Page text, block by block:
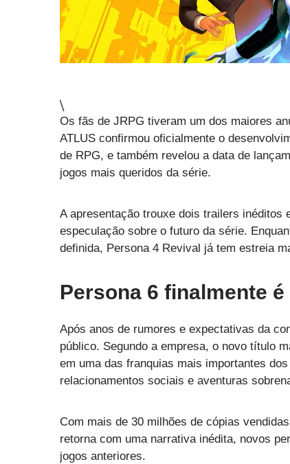
\
Os fãs de JRPG tiveram um dos maiores
ATLUS confirmou oficialmente o
de RPG, e também revelou a data de
jogos mais queridos da série.
A apresentação trouxe dois trailers inéditos
especulação sobre o futuro da série.
definida, Persona 4 Revival já tem estreia
Persona 6 finalmente
Após anos de rumores e expectativas da
público. Segundo a empresa, o novo título
em uma das franquias mais importantes
relacionamentos sociais e aventuras
Com mais de 30 milhões de cópias
retorna com uma narrativa inédita, novos
jogos anteriores.